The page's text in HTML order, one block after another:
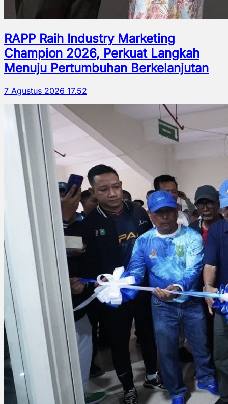
RAPP Raih Industry Marketing
Champion 2026, Perkuat Langkah
Menuju Pertumbuhan Berkelanjutan
7 Agustus 2026 17.52